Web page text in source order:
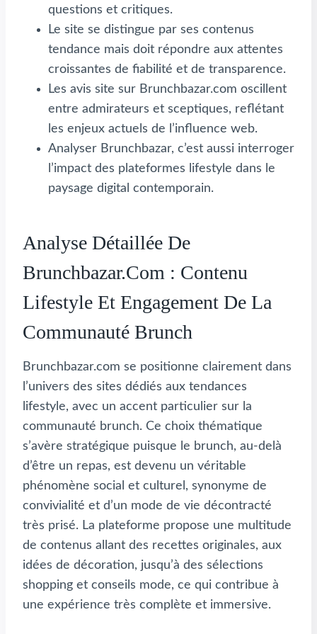
questions et critiques.
Le site se distingue par ses contenus
tendance mais doit répondre aux attentes
croissantes de fiabilité et de transparence.
Les avis site sur Brunchbazar.com oscillent
entre admirateurs et sceptiques, reflétant
les enjeux actuels de l’influence web.
Analyser Brunchbazar, c’est aussi interroger
l’impact des plateformes lifestyle dans le
paysage digital contemporain.
Analyse Détaillée De
Brunchbazar.com : Contenu
Lifestyle Et Engagement De La
Communauté Brunch
Brunchbazar.com se positionne clairement dans
l’univers des sites dédiés aux tendances
lifestyle, avec un accent particulier sur la
communauté brunch. Ce choix thématique
s’avère stratégique puisque le brunch, au-delà
d’être un repas, est devenu un véritable
phénomène social et culturel, synonyme de
convivialité et d’un mode de vie décontracté
très prisé. La plateforme propose une multitude
de contenus allant des recettes originales, aux
idées de décoration, jusqu’à des sélections
shopping et conseils mode, ce qui contribue à
une expérience très complète et immersive.